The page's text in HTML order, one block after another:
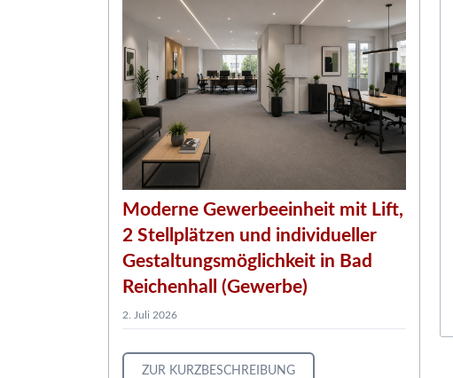
Moderne Gewerbeeinheit mit Lift,
2 Stellplätzen und individueller
Gestaltungsmöglichkeit in Bad
Reichenhall (Gewerbe)
2. Juli 2026
ZUR KURZBESCHREIBUNG